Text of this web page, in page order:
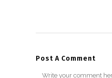
Post A Comment